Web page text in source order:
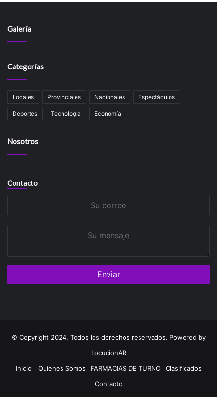
Galería
Categorías
Locales Provinciales Nacionales Espectáculos
Deportes Tecnología Economía
Nosotros
Contacto
© Copyright 2024, Todos los derechos reservados. Powered by
LocucionAR
Inicio
Quienes Somos FARMACIAS DE TURNO
Clasificados
Contacto